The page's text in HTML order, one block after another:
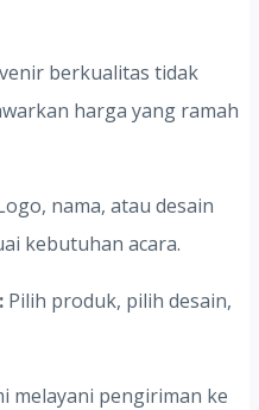
berkualitas tidak
harga yang ramah
nama, atau desain
kebutuhan acara.
Pilih produk, pilih desain,
melayani pengiriman ke